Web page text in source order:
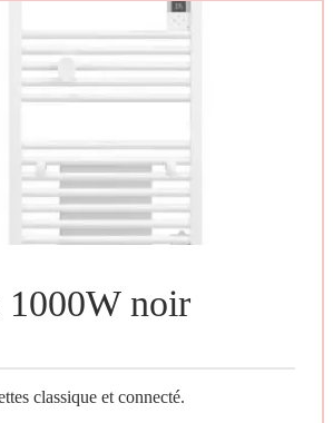
1000W noir
classique et connecté.